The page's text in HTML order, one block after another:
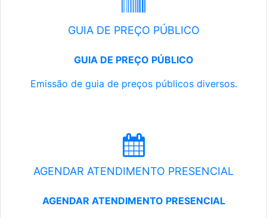
GUIA DE PREÇO PÚBLICO
GUIA DE PREÇO PÚBLICO
Emissão de guia de preços públicos diversos.
AGENDAR ATENDIMENTO PRESENCIAL
AGENDAR ATENDIMENTO PRESENCIAL